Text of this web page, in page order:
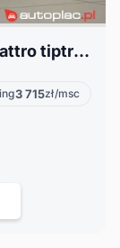
Audi A8 D5 3.0 Nowe 55 TFSI quattro tiptronic Spełniamy marzenia najtaniej
3 715zł/msc